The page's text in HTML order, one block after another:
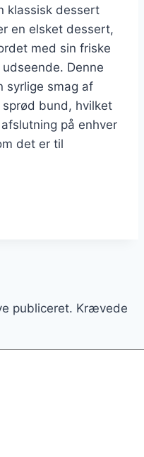
klassisk dessert
en elsket dessert,
med sin friske
Denne
smag af
bund, hvilket
på enhver
det er til
publiceret. Krævede